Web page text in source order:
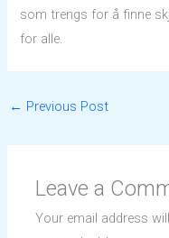
som trengs for å finne
for alle.
← Previous Post
Leave a
Your email address